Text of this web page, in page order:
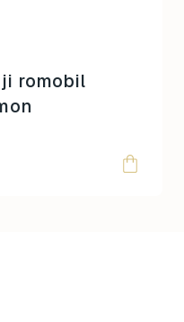
romobil
1 – Lemon